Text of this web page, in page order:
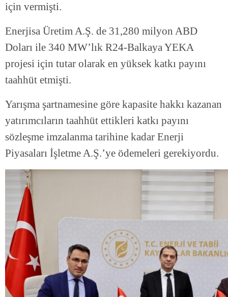
için vermişti.
Enerjisa Üretim A.Ş. de 31,280 milyon ABD
Doları ile 340 MW’lık R24-Balkaya YEKA
projesi için tutar olarak en yüksek katkı payını
taahhüt etmişti.
Yarışma şartnamesine göre kapasite hakkı kazanan
yatırımcıların taahhüt ettikleri katkı payını
sözleşme imzalanma tarihine kadar Enerji
Piyasaları İşletme A.Ş.’ye ödemeleri gerekiyordu.